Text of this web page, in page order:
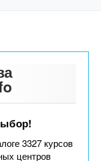
3327 курсов
центров